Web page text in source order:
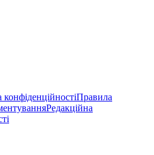
конфіденційностіПравила
Редакційна